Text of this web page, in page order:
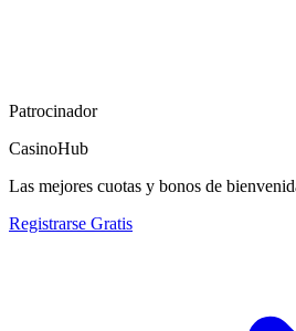
Patrocinador
CasinoHub
Las mejores cuotas y bonos de
Registrarse Gratis